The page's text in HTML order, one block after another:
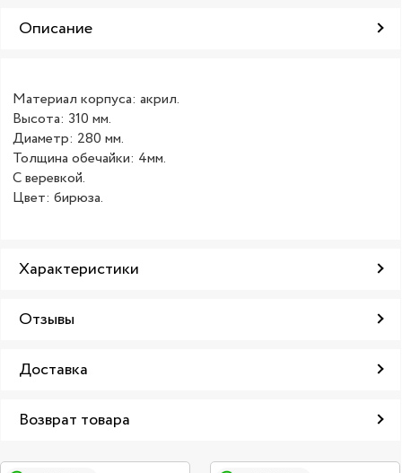
Описание
Материал корпуса: акрил.
Высота: 310 мм.
Диаметр: 280 мм.
Толщина обечайки: 4мм.
С веревкой.
Цвет: бирюза.
Характеристики
Отзывы
Доставка
Возврат товара